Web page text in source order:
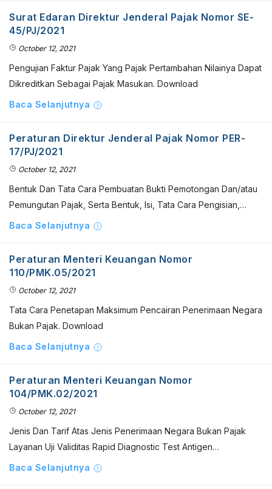
Surat Edaran Direktur Jenderal Pajak Nomor SE-
45/PJ/2021
October 12, 2021
Pengujian Faktur Pajak Yang Pajak Pertambahan Nilainya Dapat
Dikreditkan Sebagai Pajak Masukan. Download
Baca Selanjutnya
Peraturan Direktur Jenderal Pajak Nomor PER-
17/PJ/2021
October 12, 2021
Bentuk Dan Tata Cara Pembuatan Bukti Pemotongan Dan/atau
Pemungutan Pajak, Serta Bentuk, Isi, Tata Cara Pengisian,…
Baca Selanjutnya
Peraturan Menteri Keuangan Nomor
110/PMK.05/2021
October 12, 2021
Tata Cara Penetapan Maksimum Pencairan Penerimaan Negara
Bukan Pajak. Download
Baca Selanjutnya
Peraturan Menteri Keuangan Nomor
104/PMK.02/2021
October 12, 2021
Jenis Dan Tarif Atas Jenis Penerimaan Negara Bukan Pajak
Layanan Uji Validitas Rapid Diagnostic Test Antigen…
Baca Selanjutnya